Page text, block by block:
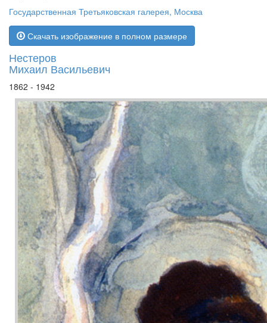
Государственная Третьяковская галерея, Москва
Скачать изображение в полном размере
Нестеров
Михаил Васильевич
1862 - 1942